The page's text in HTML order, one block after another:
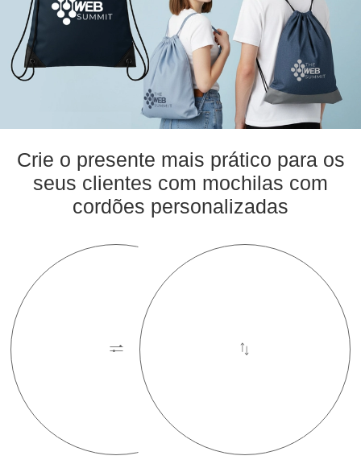
Crie o presente mais prático para os
seus clientes com mochilas com
cordões personalizadas